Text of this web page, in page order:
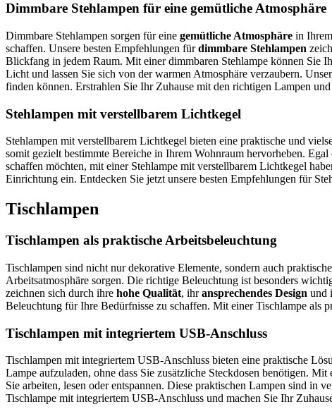
Dimmbare Stehlampen für eine gemütliche Atmosphäre
Dimmbare Stehlampen sorgen für eine gemütliche Atmosphäre in
schaffen. Unsere besten Empfehlungen fürdimmbare Stehlampen
Blickfang in jedem Raum. Mit einer dimmbaren Stehlampe können Sie
Licht und lassen Sie sich von der warmen Atmosphäre verzaubern.
finden können. Erstrahlen Sie Ihr Zuhause mit den richtigen Lampen
Stehlampen mit verstellbarem Lichtkegel
Stehlampen mit verstellbarem Lichtkegel bieten eine praktische und
somit gezielt bestimmte Bereiche in Ihrem Wohnraum hervorheben.
schaffen möchten, mit einer Stehlampe mit verstellbarem Lichtkegel
Einrichtung ein. Entdecken Sie jetzt unsere besten Empfehlungen für
Tischlampen
Tischlampen als praktische Arbeitsbeleuchtung
Tischlampen sind nicht nur dekorative Elemente, sondern auch
Arbeitsatmosphäre sorgen. Die richtige Beleuchtung ist besonders
zeichnen sich durch ihre hohe Qualität, ihransprechendes Design und
Beleuchtung für Ihre Bedürfnisse zu schaffen. Mit einer Tischlampe als
Tischlampen mit integriertem USB-Anschluss
Tischlampen mit integriertem USB-Anschluss bieten eine praktische
Lampe aufzuladen, ohne dass Sie zusätzliche Steckdosen benötigen.
Sie arbeiten, lesen oder entspannen. Diese praktischen Lampen sind in
Tischlampe mit integriertem USB-Anschluss und machen Sie Ihr